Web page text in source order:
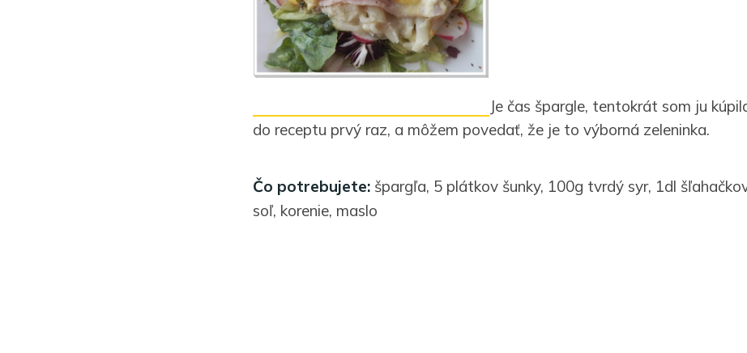
Je čas špargle, tentokrát som ju
do receptu prvý raz, a môžem povedať, že je to výborná zeleninka.
Čo potrebujete: špargľa, 5 plátkov šunky, 100g tvrdý syr, 1dl
soľ, korenie, maslo